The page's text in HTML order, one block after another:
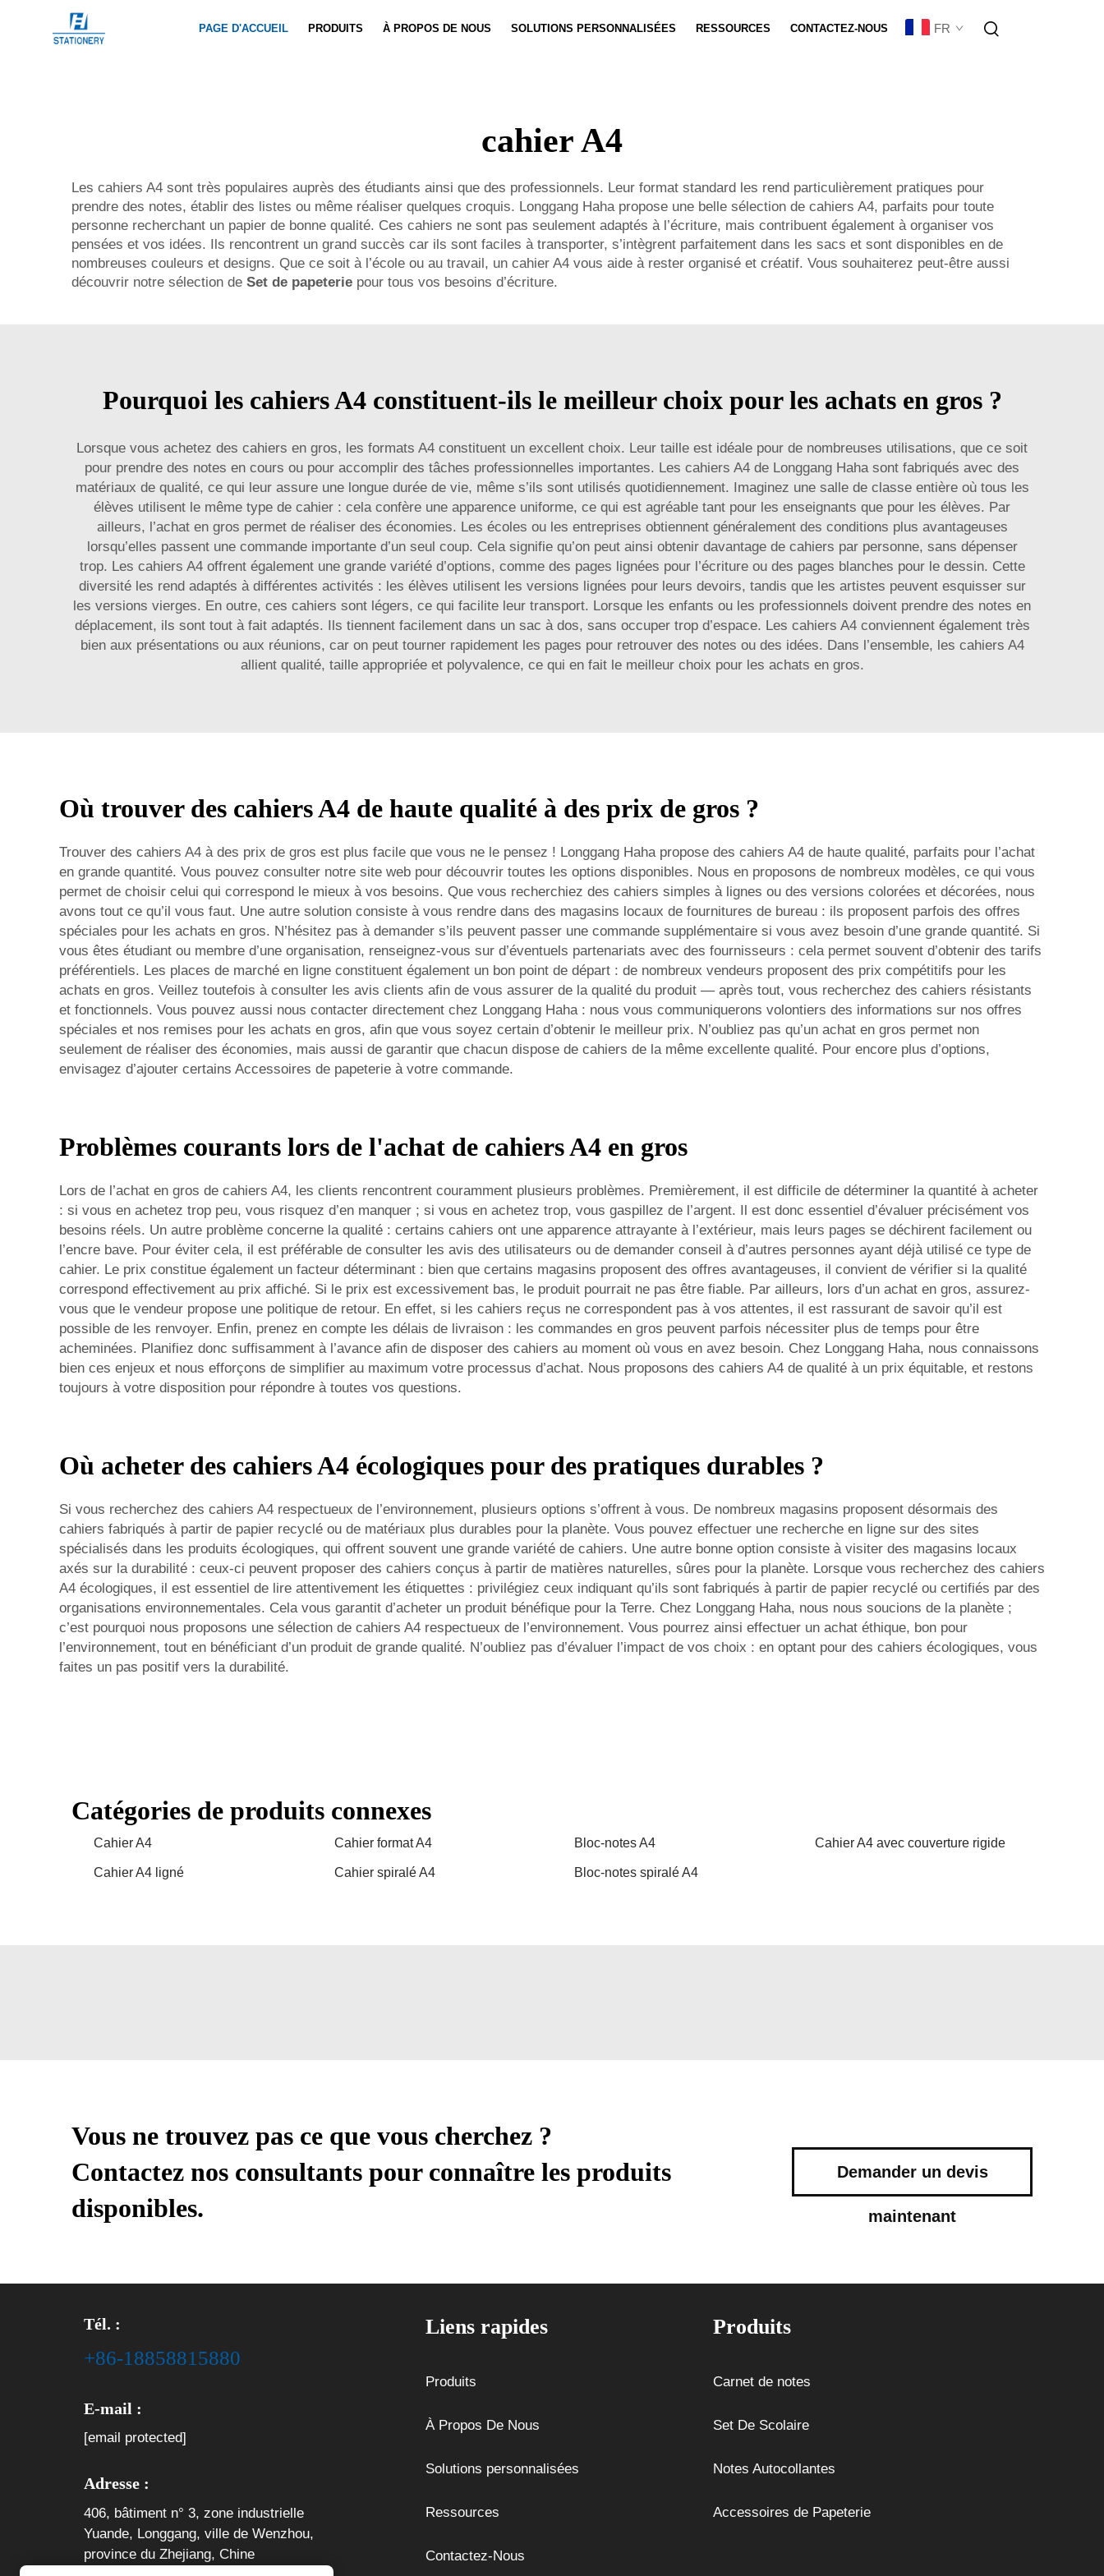
PAGE D'ACCUEIL PRODUITS À PROPOS DE NOUS SOLUTIONS PERSONNALISÉES RESSOURCES CONTACTEZ-NOUS FR
cahier A4
Les cahiers A4 sont très populaires auprès des étudiants ainsi que des professionnels. Leur format standard les rend particulièrement pratiques pour
prendre des notes, établir des listes ou même réaliser quelques croquis. Longgang Haha propose une belle sélection de cahiers A4, parfaits pour toute
personne recherchant un papier de bonne qualité. Ces cahiers ne sont pas seulement adaptés à l’écriture, mais contribuent également à organiser vos
pensées et vos idées. Ils rencontrent un grand succès car ils sont faciles à transporter, s’intègrent parfaitement dans les sacs et sont disponibles en de
nombreuses couleurs et designs. Que ce soit à l’école ou au travail, un cahier A4 vous aide à rester organisé et créatif. Vous souhaiterez peut-être aussi
découvrir notre sélection de Set de papeterie pour tous vos besoins d’écriture.
Pourquoi les cahiers A4 constituent-ils le meilleur choix pour les achats en gros ?
Lorsque vous achetez des cahiers en gros, les formats A4 constituent un excellent choix. Leur taille est idéale pour de nombreuses utilisations, que ce soit
pour prendre des notes en cours ou pour accomplir des tâches professionnelles importantes. Les cahiers A4 de Longgang Haha sont fabriqués avec des
matériaux de qualité, ce qui leur assure une longue durée de vie, même s’ils sont utilisés quotidiennement. Imaginez une salle de classe entière où tous les
élèves utilisent le même type de cahier : cela confère une apparence uniforme, ce qui est agréable tant pour les enseignants que pour les élèves. Par
ailleurs, l’achat en gros permet de réaliser des économies. Les écoles ou les entreprises obtiennent généralement des conditions plus avantageuses
lorsqu’elles passent une commande importante d’un seul coup. Cela signifie qu’on peut ainsi obtenir davantage de cahiers par personne, sans dépenser
trop. Les cahiers A4 offrent également une grande variété d’options, comme des pages lignées pour l’écriture ou des pages blanches pour le dessin. Cette
diversité les rend adaptés à différentes activités : les élèves utilisent les versions lignées pour leurs devoirs, tandis que les artistes peuvent esquisser sur
les versions vierges. En outre, ces cahiers sont légers, ce qui facilite leur transport. Lorsque les enfants ou les professionnels doivent prendre des notes en
déplacement, ils sont tout à fait adaptés. Ils tiennent facilement dans un sac à dos, sans occuper trop d’espace. Les cahiers A4 conviennent également très
bien aux présentations ou aux réunions, car on peut tourner rapidement les pages pour retrouver des notes ou des idées. Dans l’ensemble, les cahiers A4
allient qualité, taille appropriée et polyvalence, ce qui en fait le meilleur choix pour les achats en gros.
Où trouver des cahiers A4 de haute qualité à des prix de gros ?
Trouver des cahiers A4 à des prix de gros est plus facile que vous ne le pensez ! Longgang Haha propose des cahiers A4 de haute qualité, parfaits pour l’achat
en grande quantité. Vous pouvez consulter notre site web pour découvrir toutes les options disponibles. Nous en proposons de nombreux modèles, ce qui vous
permet de choisir celui qui correspond le mieux à vos besoins. Que vous recherchiez des cahiers simples à lignes ou des versions colorées et décorées, nous
avons tout ce qu’il vous faut. Une autre solution consiste à vous rendre dans des magasins locaux de fournitures de bureau : ils proposent parfois des offres
spéciales pour les achats en gros. N’hésitez pas à demander s’ils peuvent passer une commande supplémentaire si vous avez besoin d’une grande quantité. Si
vous êtes étudiant ou membre d’une organisation, renseignez-vous sur d’éventuels partenariats avec des fournisseurs : cela permet souvent d’obtenir des tarifs
préférentiels. Les places de marché en ligne constituent également un bon point de départ : de nombreux vendeurs proposent des prix compétitifs pour les
achats en gros. Veillez toutefois à consulter les avis clients afin de vous assurer de la qualité du produit — après tout, vous recherchez des cahiers résistants
et fonctionnels. Vous pouvez aussi nous contacter directement chez Longgang Haha : nous vous communiquerons volontiers des informations sur nos offres
spéciales et nos remises pour les achats en gros, afin que vous soyez certain d’obtenir le meilleur prix. N’oubliez pas qu’un achat en gros permet non
seulement de réaliser des économies, mais aussi de garantir que chacun dispose de cahiers de la même excellente qualité. Pour encore plus d’options,
envisagez d’ajouter certains Accessoires de papeterie à votre commande.
Problèmes courants lors de l'achat de cahiers A4 en gros
Lors de l’achat en gros de cahiers A4, les clients rencontrent couramment plusieurs problèmes. Premièrement, il est difficile de déterminer la quantité à acheter
: si vous en achetez trop peu, vous risquez d’en manquer ; si vous en achetez trop, vous gaspillez de l’argent. Il est donc essentiel d’évaluer précisément vos
besoins réels. Un autre problème concerne la qualité : certains cahiers ont une apparence attrayante à l’extérieur, mais leurs pages se déchirent facilement ou
l’encre bave. Pour éviter cela, il est préférable de consulter les avis des utilisateurs ou de demander conseil à d’autres personnes ayant déjà utilisé ce type de
cahier. Le prix constitue également un facteur déterminant : bien que certains magasins proposent des offres avantageuses, il convient de vérifier si la qualité
correspond effectivement au prix affiché. Si le prix est excessivement bas, le produit pourrait ne pas être fiable. Par ailleurs, lors d’un achat en gros, assurez-
vous que le vendeur propose une politique de retour. En effet, si les cahiers reçus ne correspondent pas à vos attentes, il est rassurant de savoir qu’il est
possible de les renvoyer. Enfin, prenez en compte les délais de livraison : les commandes en gros peuvent parfois nécessiter plus de temps pour être
acheminées. Planifiez donc suffisamment à l’avance afin de disposer des cahiers au moment où vous en avez besoin. Chez Longgang Haha, nous connaissons
bien ces enjeux et nous efforçons de simplifier au maximum votre processus d’achat. Nous proposons des cahiers A4 de qualité à un prix équitable, et restons
toujours à votre disposition pour répondre à toutes vos questions.
Où acheter des cahiers A4 écologiques pour des pratiques durables ?
Si vous recherchez des cahiers A4 respectueux de l’environnement, plusieurs options s’offrent à vous. De nombreux magasins proposent désormais des
cahiers fabriqués à partir de papier recyclé ou de matériaux plus durables pour la planète. Vous pouvez effectuer une recherche en ligne sur des sites
spécialisés dans les produits écologiques, qui offrent souvent une grande variété de cahiers. Une autre bonne option consiste à visiter des magasins locaux
axés sur la durabilité : ceux-ci peuvent proposer des cahiers conçus à partir de matières naturelles, sûres pour la planète. Lorsque vous recherchez des cahiers
A4 écologiques, il est essentiel de lire attentivement les étiquettes : privilégiez ceux indiquant qu’ils sont fabriqués à partir de papier recyclé ou certifiés par des
organisations environnementales. Cela vous garantit d’acheter un produit bénéfique pour la Terre. Chez Longgang Haha, nous nous soucions de la planète ;
c’est pourquoi nous proposons une sélection de cahiers A4 respectueux de l’environnement. Vous pourrez ainsi effectuer un achat éthique, bon pour
l’environnement, tout en bénéficiant d’un produit de grande qualité. N’oubliez pas d’évaluer l’impact de vos choix : en optant pour des cahiers écologiques, vous
faites un pas positif vers la durabilité.
Catégories de produits connexes
Cahier A4 Cahier format A4 Bloc-notes A4 Cahier A4 avec couverture rigide
Cahier A4 ligné Cahier spiralé A4 Bloc-notes spiralé A4
Vous ne trouvez pas ce que vous cherchez ?
Contactez nos consultants pour connaître les produits
disponibles.
Demander un devis
maintenant
Tél. :
+86-18858815880
E-mail :
[email protected]
Adresse :
406, bâtiment n° 3, zone industrielle
Yuande, Longgang, ville de Wenzhou,
province du Zhejiang, Chine
Liens rapides
Produits
À Propos De Nous
Solutions personnalisées
Ressources
Contactez-Nous
Produits
Carnet de notes
Set De Scolaire
Notes Autocollantes
Accessoires de Papeterie